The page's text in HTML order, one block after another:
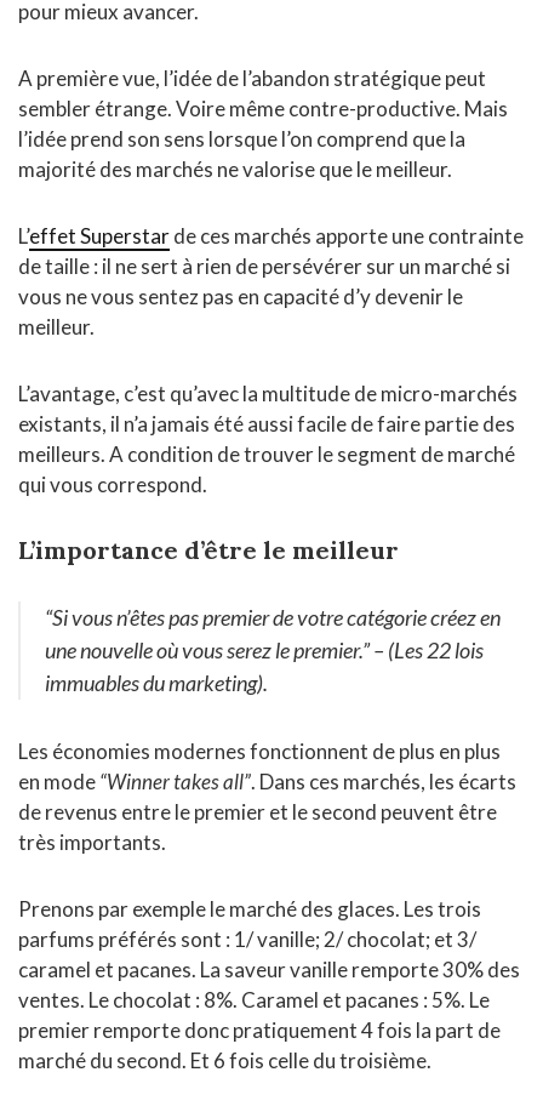
pour mieux avancer.
A première vue, l’idée de l’abandon stratégique peut
sembler étrange. Voire même contre-productive. Mais
l’idée prend son sens lorsque l’on comprend que la
majorité des marchés ne valorise que le meilleur.
L’effet Superstarde ces marchés apporte une contrainte
de taille : il ne sert à rien de persévérer sur un marché si
vous ne vous sentez pas en capacité d’y devenir le
meilleur.
L’avantage, c’est qu’avec la multitude de micro-marchés
existants, il n’a jamais été aussi facile de faire partie des
meilleurs. A condition de trouver le segment de marché
qui vous correspond.
L’importance d’être le meilleur
“Si vous n’êtes pas premier de votre catégorie créez en
une nouvelle où vous serez le premier.”– (Les 22 lois
immuables du marketing).
Les économies modernes fonctionnent de plus en plus
en mode“Winner takes all”. Dans ces marchés, les écarts
de revenus entre le premier et le second peuvent être
très importants.
Prenons par exemple le marché des glaces. Les trois
parfums préférés sont : 1/ vanille; 2/ chocolat; et 3/
caramel et pacanes. La saveur vanille remporte 30% des
ventes. Le chocolat : 8%. Caramel et pacanes : 5%. Le
premier remporte donc pratiquement 4 fois la part de
marché du second. Et 6 fois celle du troisième.